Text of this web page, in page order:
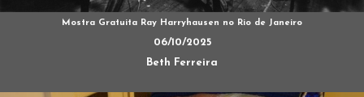
Mostra Gratuita Ray Harryhausen no Rio de Janeiro
06/10/2025
Beth Ferreira